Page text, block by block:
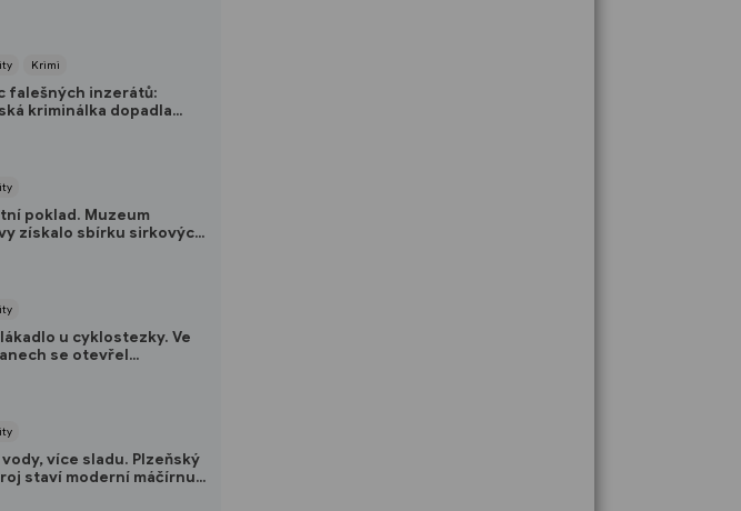
Krimi
falešných inzerátů:
kriminálka dopadla
obrala desítky lidí po
poklad. Muzeum
získalo sbírku sirkových
za 300 tisíc
u cyklostezky. Ve
se otevřel
Ekopark
vody, více sladu. Plzeňský
staví moderní máčírnu a
litrů vody